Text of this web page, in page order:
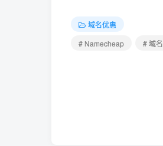
域名优惠
# Namecheap
# 域